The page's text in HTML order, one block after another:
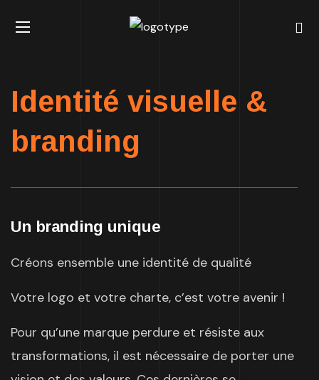
Identité visuelle &
branding
Un branding unique
Créons ensemble une identité de qualité
Votre logo et votre charte, c’est votre avenir !
Pour qu’une marque perdure et résiste aux
transformations, il est nécessaire de porter une